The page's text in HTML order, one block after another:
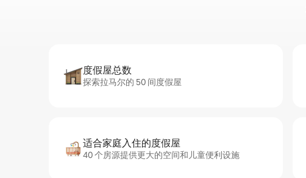
度假屋总数
探索拉马尔的 50 间度假屋
适合家庭入住的度假屋
40 个房源提供更大的空间和儿童便利设施